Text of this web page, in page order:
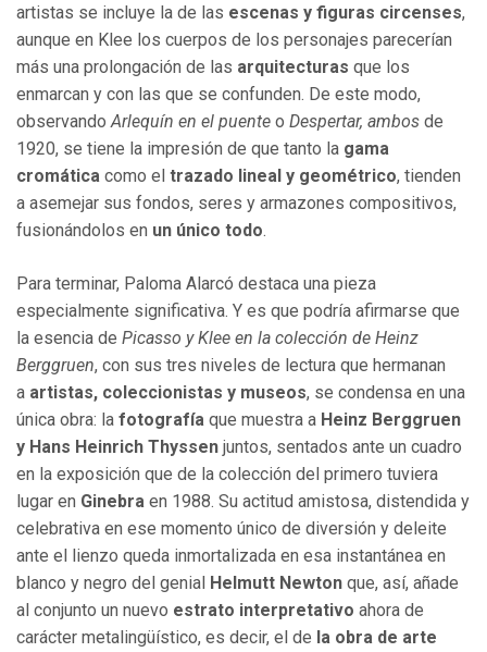
artistas se incluye la de las escenas y figuras circenses,
aunque en Klee los cuerpos de los personajes parecerían
más una prolongación de las arquitecturas que los
enmarcan y con las que se confunden. De este modo,
observandoArlequín en el puente o Despertar, ambos de
1920, se tiene la impresión de que tanto la gama
cromática como el trazado lineal y geométrico, tienden
a asemejar sus fondos, seres y armazones compositivos,
fusionándolos en un único todo.
Para terminar, Paloma Alarcó destaca una pieza
especialmente significativa. Y es que podría afirmarse que
la esencia de Picasso y Klee en la colección de Heinz
Berggruen, con sus tres niveles de lectura que hermanan
a artistas, coleccionistas y museos, se condensa en una
única obra: la fotografía que muestra a Heinz Berggruen
y Hans Heinrich Thyssen juntos, sentados ante un cuadro
en la exposición que de la colección del primero tuviera
lugar en Ginebra en 1988. Su actitud amistosa, distendida y
celebrativa en ese momento único de diversión y deleite
ante el lienzo queda inmortalizada en esa instantánea en
blanco y negro del genial Helmutt Newton que, así, añade
al conjunto un nuevo estrato interpretativo ahora de
carácter metalingüístico, es decir, el de la obra de arte